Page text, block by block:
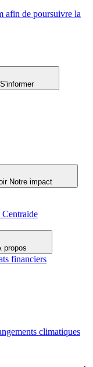
afin de poursuivre la
Notre impact
Centraide
propos
financiers
climatiques